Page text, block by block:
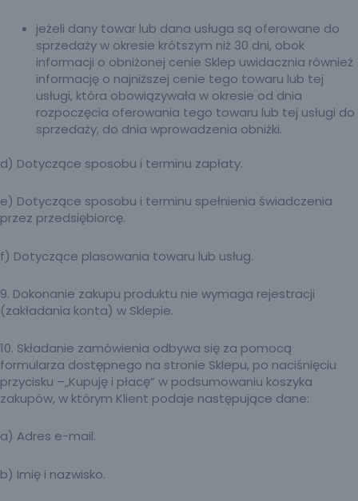
jeżeli dany towar lub dana usługa są oferowane do
sprzedaży w okresie krótszym niż 30 dni, obok
informacji o obniżonej cenie Sklep uwidacznia również
informację o najniższej cenie tego towaru lub tej
usługi, która obowiązywała w okresie od dnia
rozpoczęcia oferowania tego towaru lub tej usługi do
sprzedaży, do dnia wprowadzenia obniżki.
d) Dotyczące sposobu i terminu zapłaty.
e) Dotyczące sposobu i terminu spełnienia świadczenia
przez przedsiębiorcę.
f) Dotyczące plasowania towaru lub usług.
9. Dokonanie zakupu produktu nie wymaga rejestracji
(zakładania konta) w Sklepie.
10. Składanie zamówienia odbywa się za pomocą
formularza dostępnego na stronie Sklepu, po naciśnięciu
przycisku –„Kupuję i płacę” w podsumowaniu koszyka
zakupów, w którym Klient podaje następujące dane:
a) Adres e-mail.
b) Imię i nazwisko.